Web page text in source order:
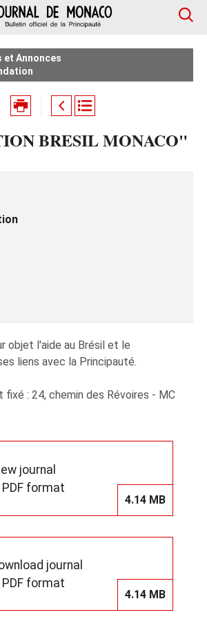
et Annonces
BRESIL MONACO"
objet l'aide au Brésil et le
liens avec la Principauté.
: 24, chemin des Révoires - MC
journal
PDF format
4.14 MB
journal
PDF format
4.14 MB